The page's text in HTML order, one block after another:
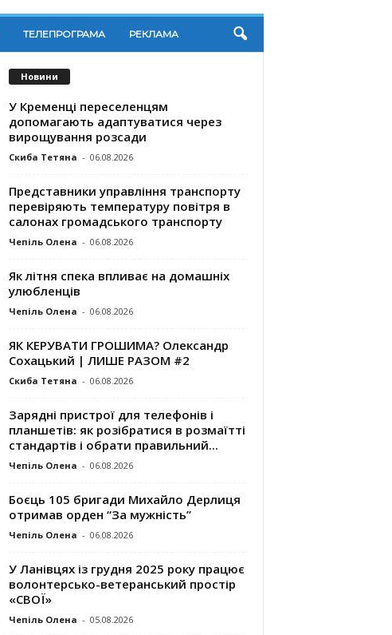
ТЕЛЕПРОГРАМА РЕКЛАМА
Новини
У Кременці переселенцям
допомагають адаптуватися через
вирощування розсади
Скиба Тетяна - 06.08.2026
Представники управління транспорту
перевіряють температуру повітря в
салонах громадського транспорту
Чепіль Олена - 06.08.2026
Як літня спека впливає на домашніх
улюбленців
Чепіль Олена - 06.08.2026
ЯК КЕРУВАТИ ГРОШИМА? Олександр
Сохацький | ЛИШЕ РАЗОМ #2
Скиба Тетяна - 06.08.2026
Зарядні пристрої для телефонів і
планшетів: як розібратися в розмаїтті
стандартів і обрати правильний...
Чепіль Олена - 06.08.2026
Боєць 105 бригади Михайло Дерлиця
отримав орден “За мужність”
Чепіль Олена - 06.08.2026
У Ланівцях із грудня 2025 року працює
волонтерсько-ветеранський простір
«СВОЇ»
Чепіль Олена - 05.08.2026